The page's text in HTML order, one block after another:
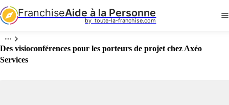
FranchiseAide à la Personne
by  toute-la-franchise.com
Des visioconférences pour les porteurs de projet chez Axéo
Services